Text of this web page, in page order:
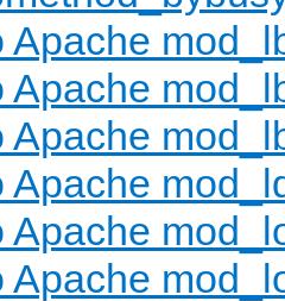
Apache
Apache
Apache
Apache
Apache
Apache